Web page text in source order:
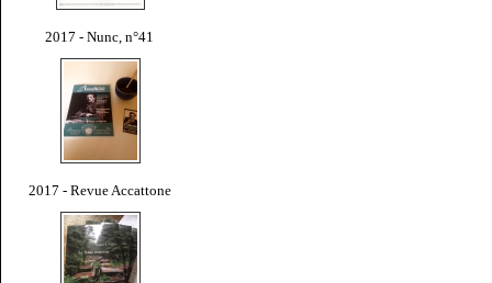
2017 - Nunc, n°41
2017 - Revue Accattone